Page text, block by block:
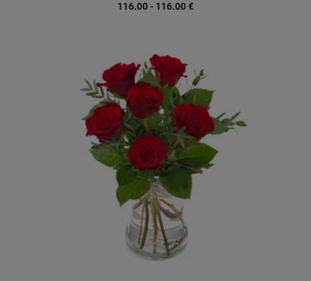
116.00 - 116.00€